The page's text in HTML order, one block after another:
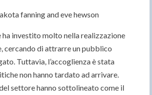
ha investito molto nella realizzazione
cercando di attrarre un pubblico
Tuttavia, l’accoglienza è stata
non hanno tardato ad arrivare.
settore hanno sottolineato come il